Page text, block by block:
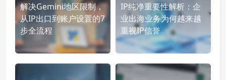
解决Gemini地区限制，
从IP出口到账户设置的7
步全流程
IP纯净重要性解析：企
业出海业务为何越来越
重视IP信誉